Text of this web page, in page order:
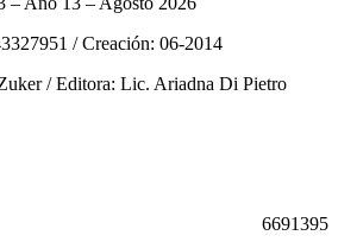
/ Creación: 06-2014
/ Editora: Lic. Ariadna Di Pietro
6691395